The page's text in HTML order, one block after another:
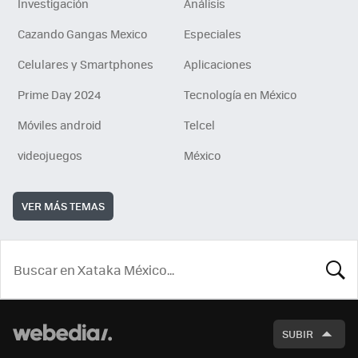
Investigación
Análisis
Cazando Gangas Mexico
Especiales
Celulares y Smartphones
Aplicaciones
Prime Day 2024
Tecnología en México
Móviles android
Telcel
videojuegos
México
VER MÁS TEMAS
SUBIR